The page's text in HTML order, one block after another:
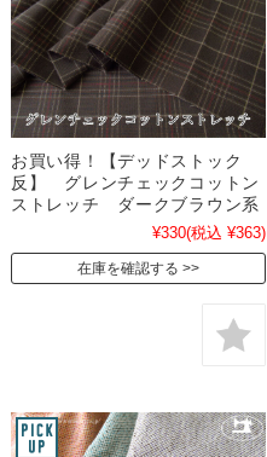
お買い得！【デッドストック
反】 グレンチェックコットン
ストレッチ ダークブラウン系
¥330(税込 ¥363)
在庫を確認する